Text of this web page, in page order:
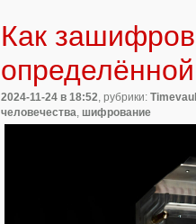
Как
2024-11-24 в 18:52, рубрики:
человечества, шифрование